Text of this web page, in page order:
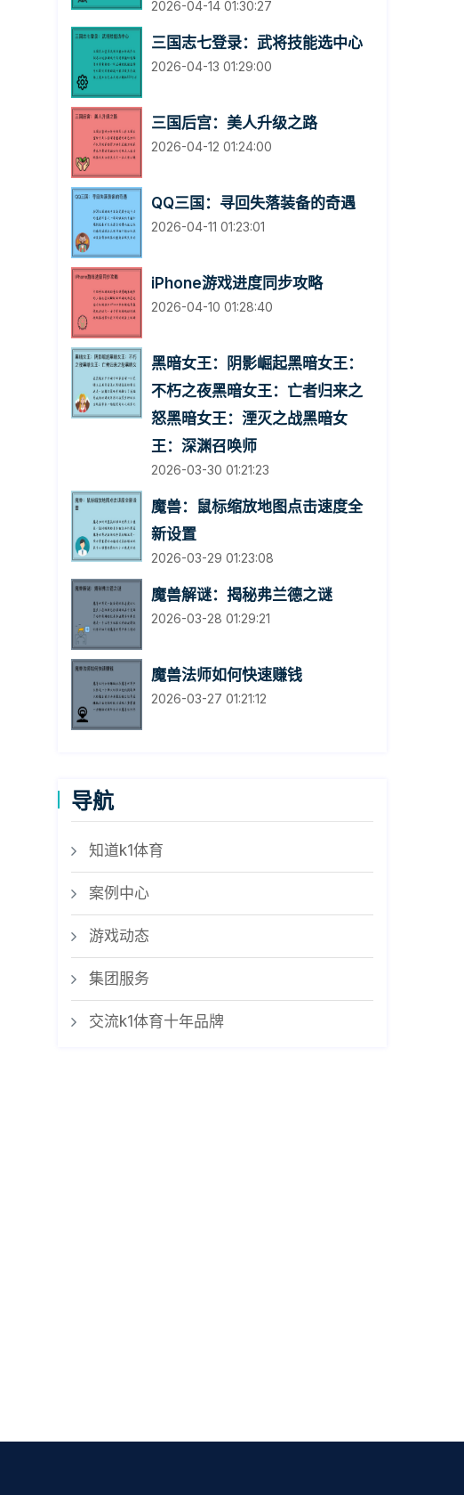
2026-04-14 01:30:27
三国志七登录：武将技能选中心
2026-04-13 01:29:00
三国后宫：美人升级之路
2026-04-12 01:24:00
QQ三国：寻回失落装备的奇遇
2026-04-11 01:23:01
iPhone游戏进度同步攻略
2026-04-10 01:28:40
黑暗女王：阴影崛起黑暗女王：
不朽之夜黑暗女王：亡者归来之
怒黑暗女王：湮灭之战黑暗女
王：深渊召唤师
2026-03-30 01:21:23
魔兽：鼠标缩放地图点击速度全
新设置
2026-03-29 01:23:08
魔兽解谜：揭秘弗兰德之谜
2026-03-28 01:29:21
魔兽法师如何快速赚钱
2026-03-27 01:21:12
导航
知道k1体育
案例中心
游戏动态
集团服务
交流k1体育十年品牌